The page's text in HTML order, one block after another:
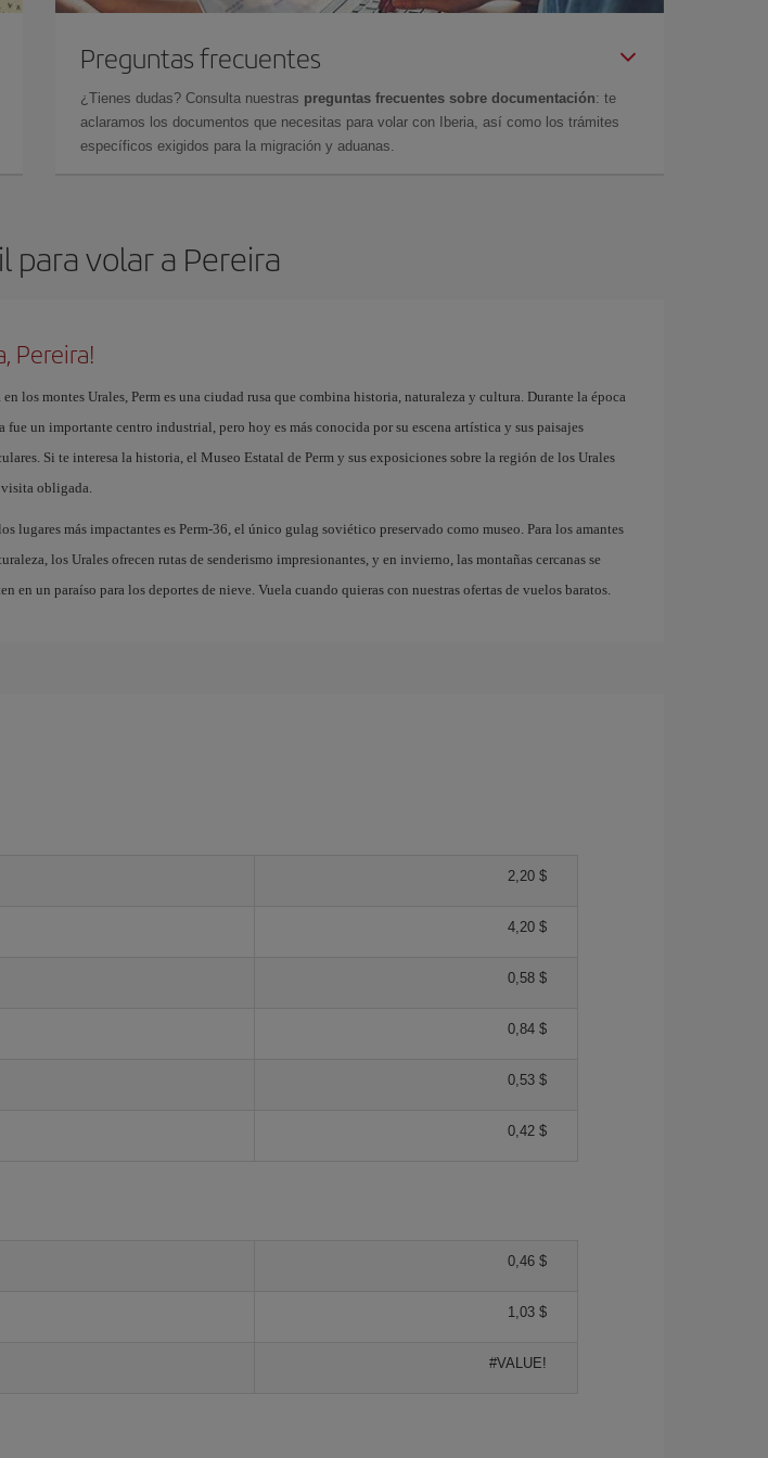
Preguntas frecuentes
¿Tienes dudas? Consulta nuestras preguntas frecuentes sobre documentación: te
aclaramos los documentos que necesitas para volar con Iberia, así como los trámites
específicos exigidos para la migración y aduanas.
volar a Pereira
Pereira!
los montes Urales, Perm es una ciudad rusa que combina historia, naturaleza y cultura. Durante la época
fue un importante centro industrial, pero hoy es más conocida por su escena artística y sus paisajes
Si te interesa la historia, el Museo Estatal de Perm y sus exposiciones sobre la región de los Urales
obligada.
lugares más impactantes es Perm-36, el único gulag soviético preservado como museo. Para los amantes
los Urales ofrecen rutas de senderismo impresionantes, y en invierno, las montañas cercanas se
en un paraíso para los deportes de nieve. Vuela cuando quieras con nuestras ofertas de vuelos baratos.
2,20 $
4,20 $
0,58 $
0,84 $
0,53 $
0,42 $
0,46 $
1,03 $
#VALUE!